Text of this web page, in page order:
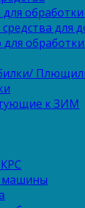
для
для
для
к ЗИМ
машины